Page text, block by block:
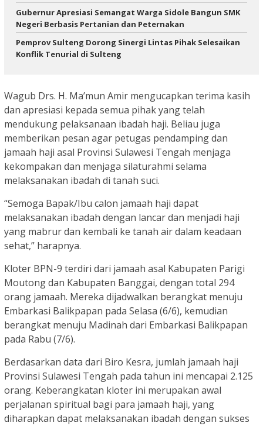
Gubernur Apresiasi Semangat Warga Sidole Bangun SMK
Negeri Berbasis Pertanian dan Peternakan
Pemprov Sulteng Dorong Sinergi Lintas Pihak Selesaikan
Konflik Tenurial di Sulteng
Wagub Drs. H. Ma’mun Amir mengucapkan terima kasih
dan apresiasi kepada semua pihak yang telah
mendukung pelaksanaan ibadah haji. Beliau juga
memberikan pesan agar petugas pendamping dan
jamaah haji asal Provinsi Sulawesi Tengah menjaga
kekompakan dan menjaga silaturahmi selama
melaksanakan ibadah di tanah suci.
“Semoga Bapak/Ibu calon jamaah haji dapat
melaksanakan ibadah dengan lancar dan menjadi haji
yang mabrur dan kembali ke tanah air dalam keadaan
sehat,” harapnya.
Kloter BPN-9 terdiri dari jamaah asal Kabupaten Parigi
Moutong dan Kabupaten Banggai, dengan total 294
orang jamaah. Mereka dijadwalkan berangkat menuju
Embarkasi Balikpapan pada Selasa (6/6), kemudian
berangkat menuju Madinah dari Embarkasi Balikpapan
pada Rabu (7/6).
Berdasarkan data dari Biro Kesra, jumlah jamaah haji
Provinsi Sulawesi Tengah pada tahun ini mencapai 2.125
orang. Keberangkatan kloter ini merupakan awal
perjalanan spiritual bagi para jamaah haji, yang
diharapkan dapat melaksanakan ibadah dengan sukses